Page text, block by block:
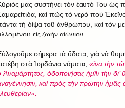
μας συστήνει τὸν ἑαυτό Του ὡς
καὶ πῶς τὸ νερό ποὺ
τὴ δίψα τοῦ ἀνθρώπου, καὶ τὸν
εἰς ζωὴν αἰώνιον.
σήμερα τὰ ὕδατα, γιὰ νὰ
στὰ Ἰορδάνια νάματα, «ἵνα τὴν
Ἀναμάρτητος, ὁδοποιήσας ἡμῖν τὴν δι’
καὶ πρὸς τὴν πρώτην ἡμᾶς